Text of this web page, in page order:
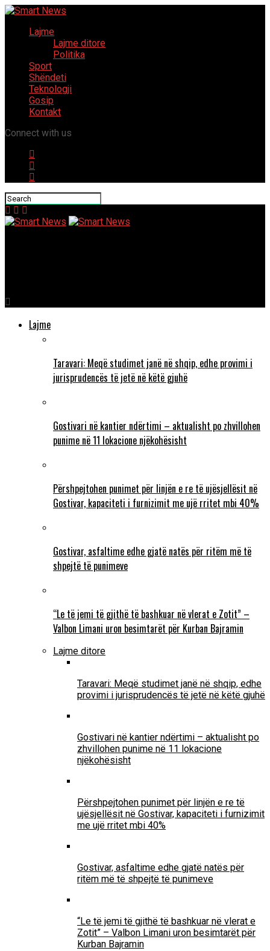
Lajme
Lajme ditore
Politika
Sport
Shëndeti
Teknologji
Gosip
Kontakt
Connect with us
Lajme
Taravari: Meqë studimet janë në shqip, edhe provimi i
jurisprudencës të jetë në këtë gjuhë
Gostivari në kantier ndërtimi – aktualisht po zhvillohen
punime në 11 lokacione njëkohësisht
Përshpejtohen punimet për linjën e re të ujësjellësit në
Gostivar, kapaciteti i furnizimit me ujë rritet mbi 40%
Gostivar, asfaltime edhe gjatë natës për ritëm më të
shpejtë të punimeve
“Le të jemi të gjithë të bashkuar në vlerat e Zotit” –
Valbon Limani uron besimtarët për Kurban Bajramin
Lajme ditore
Taravari: Meqë studimet janë në shqip, edhe
provimi i jurisprudencës të jetë në këtë gjuhë
Gostivari në kantier ndërtimi – aktualisht po
zhvillohen punime në 11 lokacione
njëkohësisht
Përshpejtohen punimet për linjën e re të
ujësjellësit në Gostivar, kapaciteti i furnizimit
me ujë rritet mbi 40%
Gostivar, asfaltime edhe gjatë natës për
ritëm më të shpejtë të punimeve
“Le të jemi të gjithë të bashkuar në vlerat e
Zotit” – Valbon Limani uron besimtarët për
Kurban Bajramin